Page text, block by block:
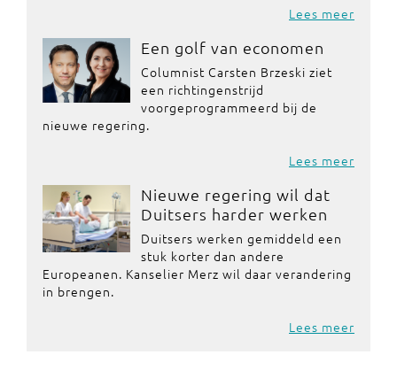
Lees meer
Een golf van economen
Columnist Carsten Brzeski ziet
een richtingenstrijd
voorgeprogrammeerd bij de
nieuwe regering.
Lees meer
Nieuwe regering wil dat
Duitsers harder werken
Duitsers werken gemiddeld een
stuk korter dan andere
Europeanen. Kanselier Merz wil daar verandering
in brengen.
Lees meer